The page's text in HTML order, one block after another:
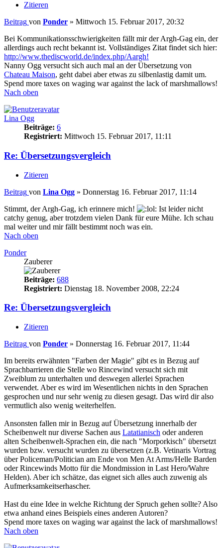
Zitieren
Beitrag von Ponder » Mittwoch 15. Februar 2017, 20:32
Bei Kommunikationsschwierigkeiten fällt mir der Argh-Gag ein, der
allerdings auch recht bekannt ist. Vollständiges Zitat findet sich hier:
http://www.thediscworld.de/index.php/Aargh!
Nanny Ogg versucht sich auch mal an der Übersetzung von
Chateau Maison, geht dabei aber etwas zu silbenlastig damit um.
Spend more taxes on waging war against the lack of marshmallows!
Nach oben
Lina Ogg
Beiträge: 6
Registriert: Mittwoch 15. Februar 2017, 11:11
Re: Übersetzungsvergleich
Zitieren
Beitrag von Lina Ogg » Donnerstag 16. Februar 2017, 11:14
Stimmt, der Argh-Gag, ich erinnere mich!
Ist leider nicht
catchy genug, aber trotzdem vielen Dank für eure Mühe. Ich schau
mal weiter und mir fällt bestimmt noch was ein.
Nach oben
Ponder
Zauberer
Beiträge: 688
Registriert: Dienstag 18. November 2008, 22:24
Re: Übersetzungsvergleich
Zitieren
Beitrag von Ponder » Donnerstag 16. Februar 2017, 11:44
Im bereits erwähnten "Farben der Magie" gibt es in Bezug auf
Sprachbarrieren die Stelle wo Rincewind versucht sich mit
Zweiblum zu unterhalten und deswegen allerlei Sprachen
verwendet. Aber es wird im Wesentlichen nichts in den Sprachen
gesprochen und nur sehr wenig zu diesen gesagt. Das wird dir also
vermutlich also wenig weiterhelfen.
Ansonsten fallen mir in Bezug auf Übersetzung innerhalb der
Scheibenwelt nur diverse Sachen aus Latatianisch oder anderen
alten Scheibenwelt-Sprachen ein, die nach "Morporkisch" übersetzt
wurden bzw. versucht wurden zu übersetzen (z.B. Vetinaris Vortrag
über Policeman/Politician am Ende von Men At Arms/Helle Barden
oder Rincewinds Motto für die Mondmission in Last Hero/Wahre
Helden). Aber ich schätze, das eignet sich alles auch zuwenig als
Aufmerksamkeitserhascher.
Hast du eine Idee in welche Richtung der Spruch gehen sollte? Also
etwa anhand eines Beispiels eines anderen Autoren?
Spend more taxes on waging war against the lack of marshmallows!
Nach oben